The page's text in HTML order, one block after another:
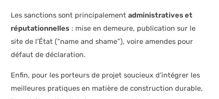
Les sanctions sont principalementadministratives et
réputationnelles : mise en demeure, publication sur le
site de l’État (“name and shame”), voire amendes pour
défaut de déclaration.
Enfin, pour les porteurs de projet soucieux d’intégrer les
meilleures pratiques en matière de construction durable,